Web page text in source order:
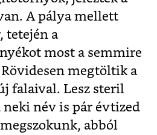
A pálya mellett
tetején a
most a semmire
megtöltik a
falaival. Lesz steril
név is pár évtized
abból